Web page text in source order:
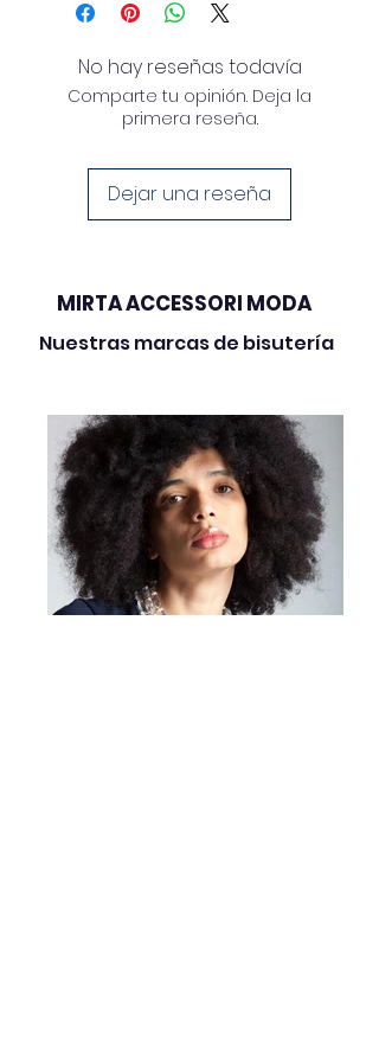
creatividad
Reciclaje creativo
decoraciones.
Producción italiana de alta
calidad.
Botón cuadrado de zamak
en blanco
No hay reseñas todavía
Comparte tu opinión. Deja la
primera reseña.
Dejar una reseña
MIRTA ACCESSORI MODA
Nuestras marcas de bisutería